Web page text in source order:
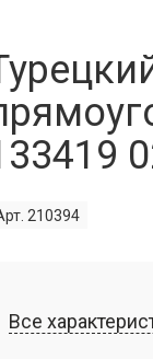
210394
Все